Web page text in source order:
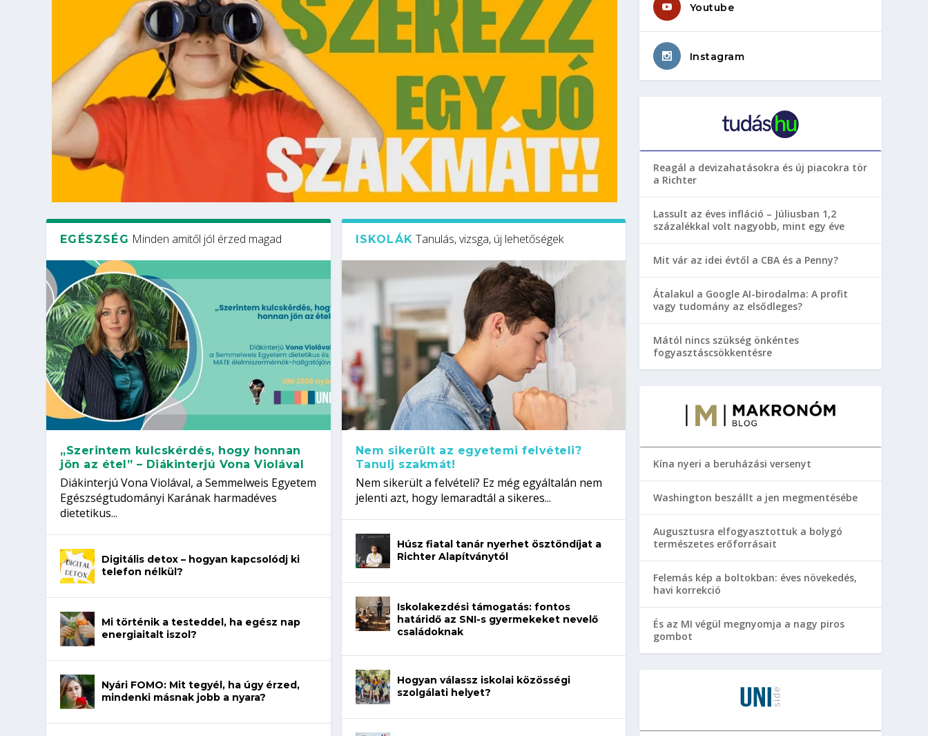
EGÉSZSÉG Minden amitől jól érzed magad
„Szerintem kulcskérdés, hogy honnan
jön az étel” – Diákinterjú Vona Violával
Diákinterjú Vona Violával, a Semmelweis Egyetem
Egészségtudományi Karának harmadéves
dietetikus...
Digitális detox – hogyan kapcsolódj ki
telefon nélkül?
Mi történik a testeddel, ha egész nap
energiaitalt iszol?
Nyári FOMO: Mit tegyél, ha úgy érzed,
mindenki másnak jobb a nyara?
ISKOLÁK Tanulás, vizsga, új lehetőségek
Nem sikerült az egyetemi felvételi?
Tanulj szakmát!
Nem sikerült a felvételi? Ez még egyáltalán nem
jelenti azt, hogy lemaradtál a sikeres...
Húsz fiatal tanár nyerhet ösztöndíjat a
Richter Alapítványtól
Iskolakezdési támogatás: fontos
határidő az SNI-s gyermekeket nevelő
családoknak
Hogyan válassz iskolai közösségi
szolgálati helyet?
Youtube
Instagram
Reagál a devizahatásokra és új piacokra tör
a Richter
Lassult az éves infláció – Júliusban 1,2
százalékkal volt nagyobb, mint egy éve
Mit vár az idei évtől a CBA és a Penny?
Átalakul a Google AI-birodalma: A profit
vagy tudomány az elsődleges?
Mától nincs szükség önkéntes
fogyasztáscsökkentésre
Kína nyeri a beruházási versenyt
Washington beszállt a jen megmentésébe
Augusztusra elfogyasztottuk a bolygó
természetes erőforrásait
Felemás kép a boltokban: éves növekedés,
havi korrekció
És az MI végül megnyomja a nagy piros
gombot